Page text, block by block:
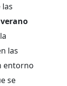
las
entorno
se